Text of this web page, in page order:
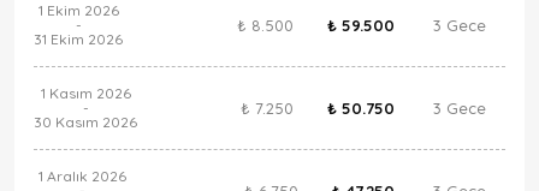
1 Ekim 2026
-
31 Ekim 2026
₺ 8.500 ₺ 59.500 3 Gece
1 Kasım 2026
-
30 Kasım 2026
₺ 7.250 ₺ 50.750 3 Gece
1 Aralık 2026